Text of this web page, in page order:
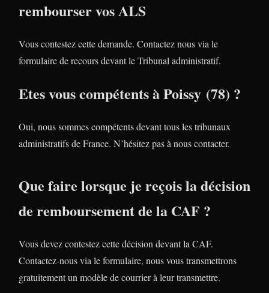
rembourser vos ALS
Vous contestez cette demande. Contactez nous via le
formulaire de recours devant le Tribunal administratif.
Etes vous compétents à Poissy (78) ?
Oui, nous sommes compétents devant tous les tribunaux
administratifs de France. N’hésitez pas à nous contacter.
Que faire lorsque je reçois la décision
de remboursement de la CAF ?
Vous devez contestez cette décision devant la CAF.
Contactez-nous via le formulaire, nous vous transmettrons
gratuitement un modèle de courrier à leur transmettre.